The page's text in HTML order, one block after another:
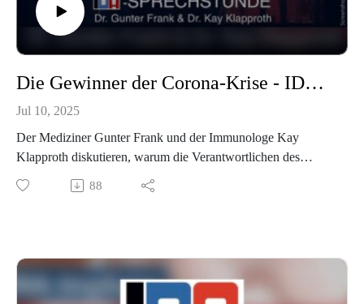
Die Gewinner der Corona-Krise - IDA-Sprechstunde mit Dr. Gunter Frank und Dr. Kay Klapproth vom 18.06.2025
Jul 10, 2025
Der Mediziner Gunter Frank und der Immunologe Kay
Klapproth diskutieren, warum die Verantwortlichen des
Corona-Desasters heute mit Preisen und Posten belohnt
werden. Weitere Themen sind eine neue Kampagne des Paul-
erhalten erneut einen Preis, Alena Buyx eine eigene Sendung
im ÖRR.
88